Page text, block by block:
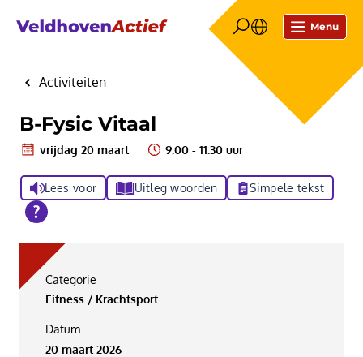
Menu
HomeActiviteiten
B-Fysic Vitaal
vrijdag 20 maart 9.00 - 11.30 uur
Lees voor Uitleg woorden Simpele tekst
Categorie
Fitness / Krachtsport
Datum
20 maart 2026